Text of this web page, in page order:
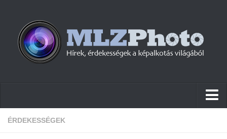
Hírek
ÉRDEKESSÉGEK